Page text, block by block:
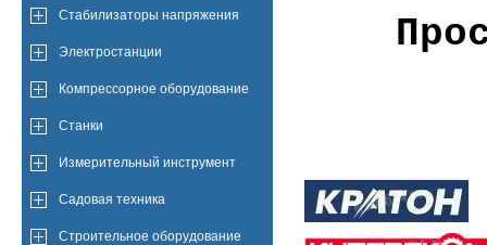
Стабилизаторы напряжения
Электростанции
Компрессорное оборудование
Станки
Измерительный инструмент
Садовая техника
Строительное оборудование